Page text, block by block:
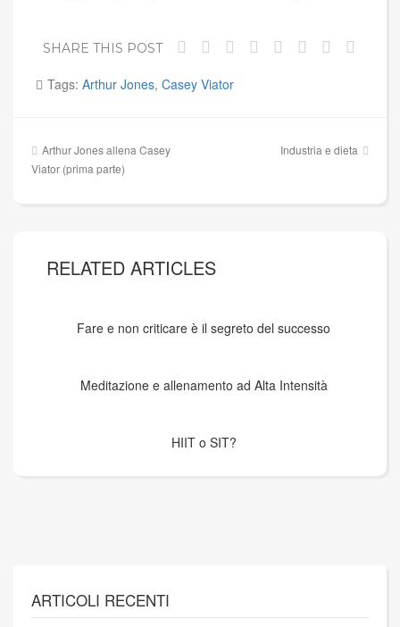
SHARE THIS POST
Tags: Arthur Jones, Casey Viator
Navigazione
articoli
Arthur Jones allena Casey
Viator (prima parte)
Industria e dieta
RELATED ARTICLES
Fare e non criticare è il segreto del successo
Meditazione e allenamento ad Alta Intensità
HIIT o SIT?
ARTICOLI RECENTI